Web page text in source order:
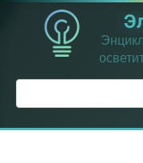
Перейти
контенту
Поиск: